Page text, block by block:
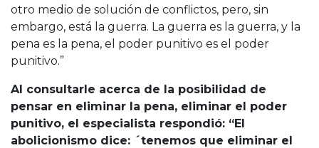
otro medio de solución de conflictos, pero, sin
embargo, está la guerra. La guerra es la guerra, y la
pena es la pena, el poder punitivo es el poder
punitivo.”
Al consultarle acerca de la posibilidad de
pensar en eliminar la pena, eliminar el poder
punitivo, el especialista respondió: “El
abolicionismo dice: ´tenemos que eliminar el